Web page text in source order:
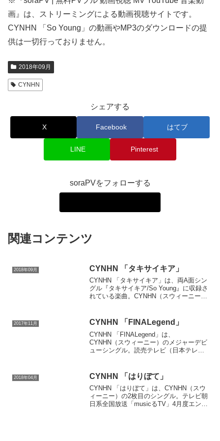
画』は、ストリーミングによる動画視聴サイトです。
CYNHN 「So Young」の動画やMP3のダウンロードの提
供は一切行っておりません。
2018年09月
CYNHN
シェアする
X Facebook はてブ
LINE Pinterest
soraPVをフォローする
関連コンテンツ
2018年09月 CYNHN 「タキサイキア」
CYNHN 「タキサイキア」は、両A面シン
グル『タキサイキア/So Young』に収録さ
れている楽曲。CYNHN（スウィーニー）
2017年11月 CYNHN 「FINALegend」
CYNHN 「FINALegend」は、
CYNHN（スウィーニー）のメジャーデビ
ューシングル。読売テレビ（日本テレビ
ス。
2018年04月 CYNHN 「はりぼて」
CYNHN 「はりぼて」は、CYNHN（スウ
ィーニー）の2枚目のシングル。テレビ朝
日系全国放送「musicるTV」4月度エンデ